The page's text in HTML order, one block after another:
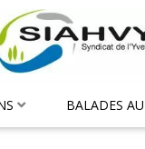
BALADES